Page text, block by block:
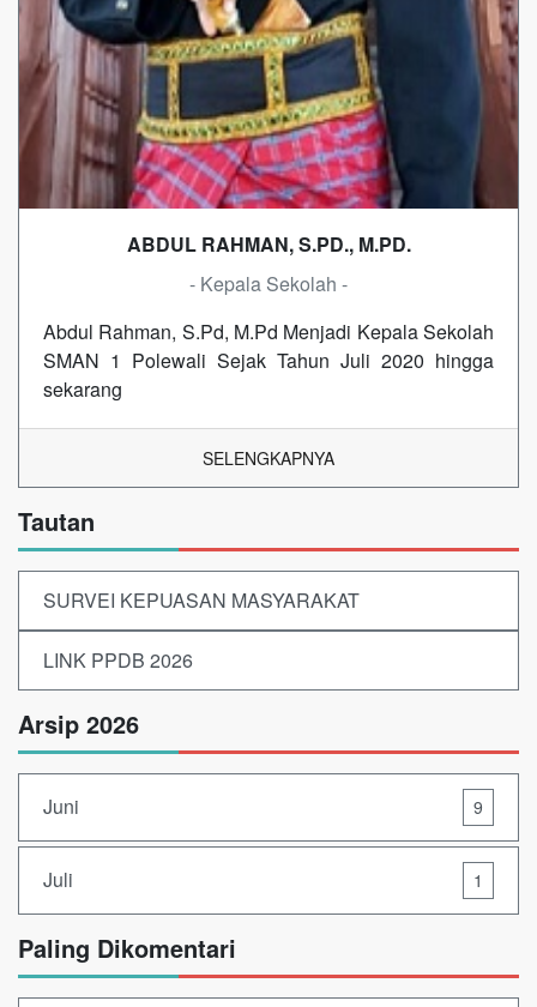
ABDUL RAHMAN, S.PD., M.PD.
- Kepala Sekolah -
Abdul Rahman, S.Pd, M.Pd Menjadi Kepala Sekolah
SMAN 1 Polewali Sejak Tahun Juli 2020 hingga
sekarang
SELENGKAPNYA
Tautan
SURVEI KEPUASAN MASYARAKAT
LINK PPDB 2026
Arsip 2026
Juni 9
Juli 1
Paling Dikomentari